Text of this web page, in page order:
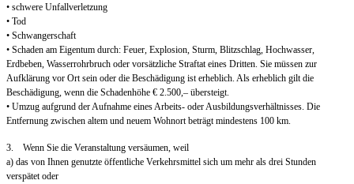
• schwere Unfallverletzung
• Tod
• Schwangerschaft
• Schaden am Eigentum durch: Feuer, Explosion, Sturm, Blitzschlag, Hochwasser,
Erdbeben, Wasserrohrbruch oder vorsätzliche Straftat eines Dritten. Sie müssen zur
Aufklärung vor Ort sein oder die Beschädigung ist erheblich. Als erheblich gilt die
Beschädigung, wenn die Schadenhöhe € 2.500,– übersteigt.
• Umzug aufgrund der Aufnahme eines Arbeits- oder Ausbildungsverhältnisses. Die
Entfernung zwischen altem und neuem Wohnort beträgt mindestens 100 km.
3. Wenn Sie die Veranstaltung versäumen, weil
a) das von Ihnen genutzte öffentliche Verkehrsmittel sich um mehr als drei Stunden
verspätet oder